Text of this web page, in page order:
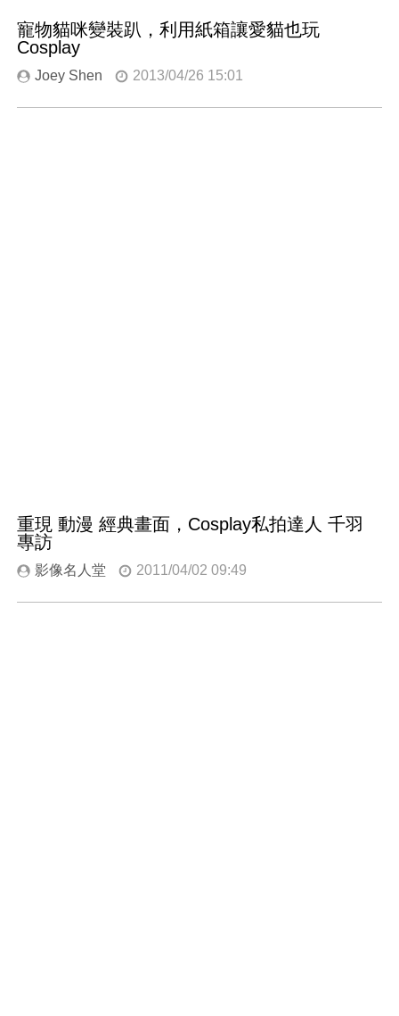
寵物貓咪變裝趴，利用紙箱讓愛貓也玩
Cosplay
Joey Shen 2013/04/26 15:01
重現 動漫 經典畫面，Cosplay私拍達人 千羽
專訪
影像名人堂 2011/04/02 09:49